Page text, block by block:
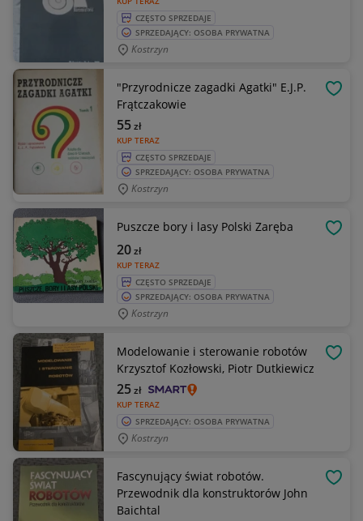
CZĘSTO SPRZEDAJE
SPRZEDAJĄCY: OSOBA PRYWATNA
Kostrzyn
"Przyrodnicze zagadki Agatki" E.J.P.
Frątczakowie
KUP TERAZ
55zł
CZĘSTO SPRZEDAJE
SPRZEDAJĄCY: OSOBA PRYWATNA
Kostrzyn
Puszcze bory i lasy Polski Zaręba
KUP TERAZ
20zł
CZĘSTO SPRZEDAJE
SPRZEDAJĄCY: OSOBA PRYWATNA
Kostrzyn
Modelowanie i sterowanie robotów
Krzysztof Kozłowski, Piotr Dutkiewicz
KUP TERAZ
25zł
SPRZEDAJĄCY: OSOBA PRYWATNA
Kostrzyn
Fascynujący świat robotów.
Przewodnik dla konstruktorów John
Baichtal